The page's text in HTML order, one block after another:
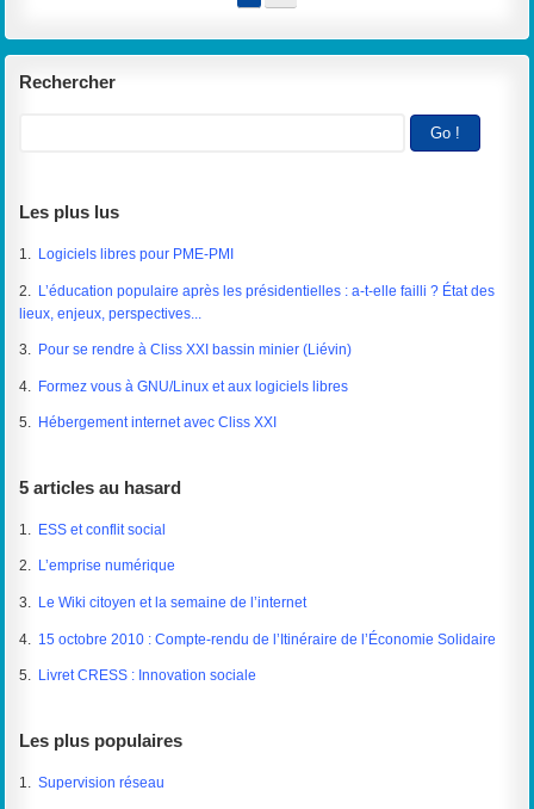
Rechercher
Les plus lus
1. Logiciels libres pour PME-PMI
2.
L’éducation populaire après les présidentielles : a-t-elle failli ? État des
lieux, enjeux, perspectives...
3. Pour se rendre à Cliss XXI bassin minier (Liévin)
4. Formez vous à GNU/Linux et aux logiciels libres
5. Hébergement internet avec Cliss XXI
5 articles au hasard
1. ESS et conflit social
2. L’emprise numérique
3. Le Wiki citoyen et la semaine de l’internet
4. 15 octobre 2010 : Compte-rendu de l’Itinéraire de l’Économie Solidaire
5. Livret CRESS : Innovation sociale
Les plus populaires
1.Supervision réseau